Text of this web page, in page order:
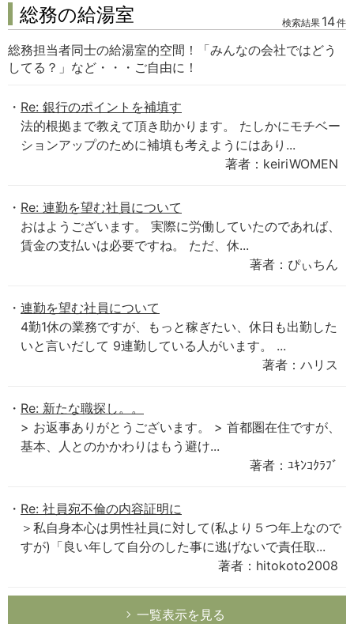
総務の給湯室 検索結果 14件
総務担当者同士の給湯室的空間！「みんなの会社ではどう
してる？」など・・・ご自由に！
Re: 銀行のポイントを補填す
法的根拠まで教えて頂き助かります。 たしかにモチベー
ションアップのために補填も考えようにはあり...
著者：keiriWOMEN
Re: 連勤を望む社員について
おはようございます。 実際に労働していたのであれば、
賃金の支払いは必要ですね。 ただ、休...
著者：ぴぃちん
連勤を望む社員について
4勤1休の業務ですが、もっと稼ぎたい、休日も出勤した
いと言いだして 9連勤している人がいます。 ...
著者：ハリス
Re: 新たな職探し。。
> お返事ありがとうございます。 > 首都圏在住ですが、
基本、人とのかかわりはもう避け...
著者：ﾕｷﾝｺｸﾗﾌﾞ
Re: 社員宛不倫の内容証明に
＞私自身本心は男性社員に対して(私より５つ年上なので
すが)「良い年して自分のした事に逃げないで責任取...
著者：hitokoto2008
一覧表示を見る